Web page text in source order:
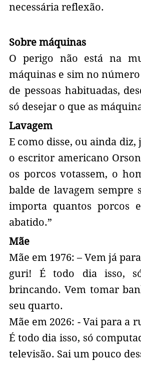
necessária reflexão.
Sobre máquinas
O perigo não está na
máquinas e sim no
de pessoas habituadas,
só desejar o que as
Lavagem
E como disse, ou ainda diz,
o escritor americano Orson
os porcos votassem, o
balde de lavagem sempre
importa quantos porcos
abatido.”
Mãe
Mãe em 1976: – Vem já
guri! É todo dia isso,
brincando. Vem tomar
seu quarto.
Mãe em 2026: - Vai para a
É todo dia isso, só
televisão. Sai um pouco